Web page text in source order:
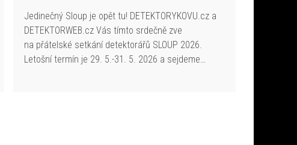
Jedinečný Sloup je opět tu! DETEKTORYKOVU.cz a
DETEKTORWEB.cz Vás tímto srdečně zve
na přátelské setkání detektorářů SLOUP 2026.
Letošní termín je 29. 5.-31. 5. 2026 a sejdeme…